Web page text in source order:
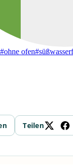
#ohne ofen
Teilen